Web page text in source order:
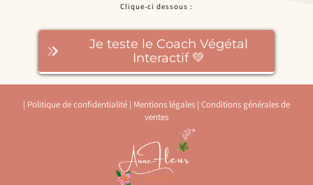
Clique-ci dessous :
Je teste le Coach Végétal
Interactif 💚
| Politique de confidentialité | Mentions légales | Conditions générales de
ventes